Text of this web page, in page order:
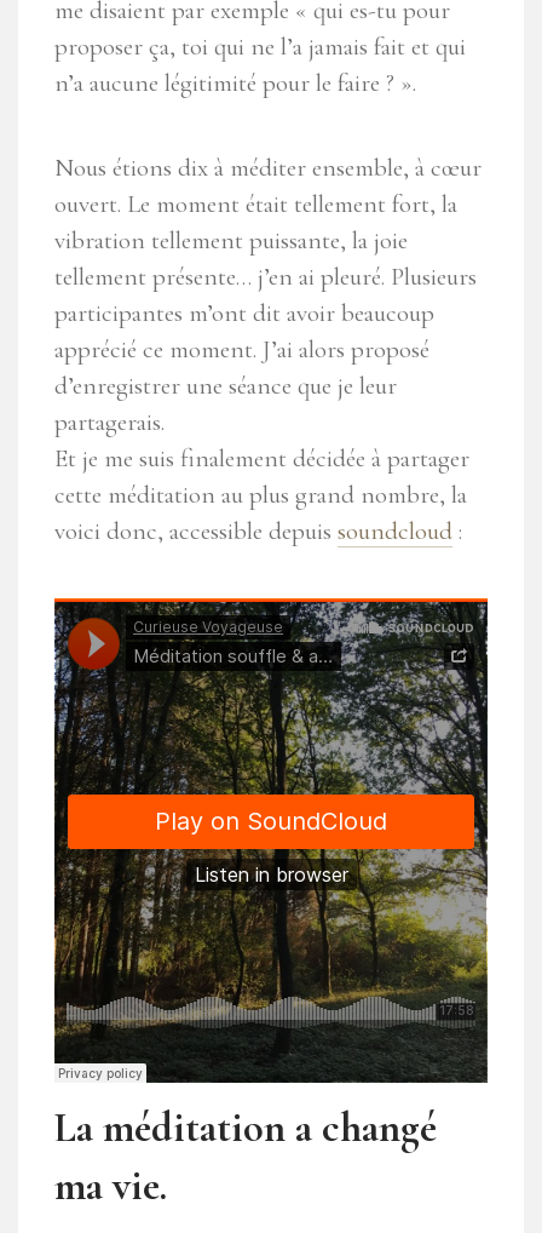
me disaient par exemple « qui es-tu pour
proposer ça, toi qui ne l’a jamais fait et qui
n’a aucune légitimité pour le faire ? ».
Nous étions dix à méditer ensemble, à cœur
ouvert. Le moment était tellement fort, la
vibration tellement puissante, la joie
tellement présente… j’en ai pleuré. Plusieurs
participantes m’ont dit avoir beaucoup
apprécié ce moment. J’ai alors proposé
d’enregistrer une séance que je leur
partagerais.
Et je me suis finalement décidée à partager
cette méditation au plus grand nombre, la
voici donc, accessible depuis soundcloud :
La méditation a changé
ma vie.